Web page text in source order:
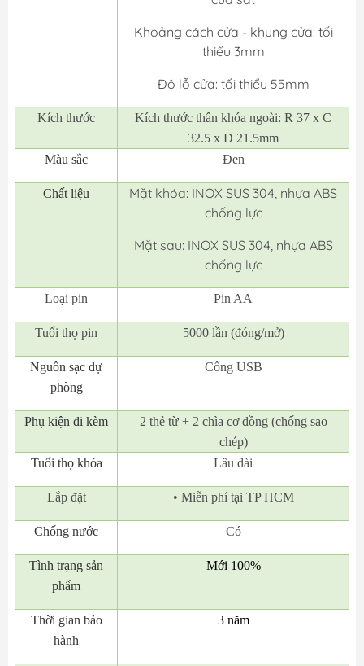
Khoảng cách cửa - khung cửa: tối
thiểu 3mm
Độ lỗ cửa: tối thiểu 55mm
Kích thước
Kích thước thân khóa ngoài: R 37 x C
32.5 x D 21.5mm
Màu sắc
Đen
Chất liệu
Mặt khóa: INOX SUS 304, nhựa ABS
chống lực
Mặt sau: INOX SUS 304, nhựa ABS
chống lực
Loại pin Pin AA
Tuổi thọ pin 5000 lần (đóng/mở)
Nguồn sạc dự
phòng
Cổng USB
Phụ kiện đi kèm
2 thẻ từ + 2 chìa cơ đồng (chống sao
chép)
Tuổi thọ khóa
Lâu dài
Lắp đặt • Miễn phí tại TP HCM
Chống nước Có
Tình trạng sản
phẩm
Mới 100%
Thời gian bảo
hành
3 năm